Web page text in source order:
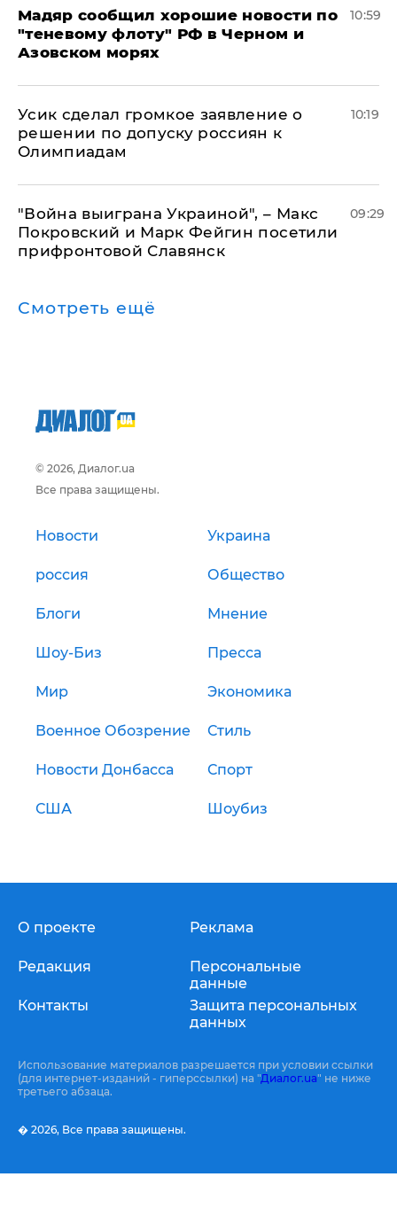
Мадяр сообщил хорошие новости по
"теневому флоту" РФ в Черном и
Азовском морях
10:59
Усик сделал громкое заявление о
решении по допуску россиян к
Олимпиадам
10:19
"Война выиграна Украиной", – Макс
Покровский и Марк Фейгин посетили
прифронтовой Славянск
09:29
Смотреть ещё
© 2026, Диалог.ua
Все права защищены.
Новости Украина
россия Общество
Блоги Мнение
Шоу-Биз Пресса
Мир Экономика
Военное Обозрение Стиль
Новости Донбасса Спорт
США Шоубиз
О проекте
Редакция
Контакты
Реклама
Персональные
данные
Защита персональных
данных
Использование материалов разрешается при условии ссылки
(для интернет-изданий - гиперссылки) на "Диалог.ua" не ниже
третьего абзаца.
� 2026, Все права защищены.